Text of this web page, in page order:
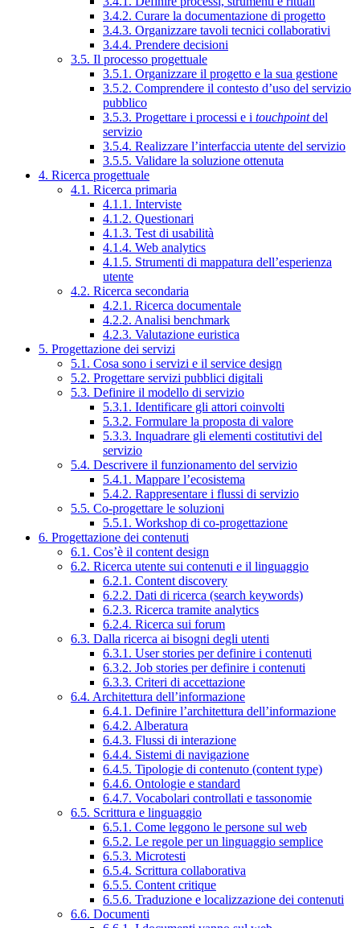
3.4.2. Curare la documentazione di progetto
3.4.3. Organizzare tavoli tecnici collaborativi
3.4.4. Prendere decisioni
3.5. Il processo progettuale
3.5.1. Organizzare il progetto e la sua gestione
3.5.2. Comprendere il contesto d’uso del servizio
pubblico
3.5.3. Progettare i processi e i touchpointdel
servizio
3.5.4. Realizzare l’interfaccia utente del servizio
3.5.5. Validare la soluzione ottenuta
4. Ricerca progettuale
4.1. Ricerca primaria
4.1.1. Interviste
4.1.2. Questionari
4.1.3. Test di usabilità
4.1.4. Web analytics
4.1.5. Strumenti di mappatura dell’esperienza
utente
4.2. Ricerca secondaria
4.2.1. Ricerca documentale
4.2.2. Analisi benchmark
4.2.3. Valutazione euristica
5. Progettazione dei servizi
5.1. Cosa sono i servizi e il service design
5.2. Progettare servizi pubblici digitali
5.3. Definire il modello di servizio
5.3.1. Identificare gli attori coinvolti
5.3.2. Formulare la proposta di valore
5.3.3. Inquadrare gli elementi costitutivi del
servizio
5.4. Descrivere il funzionamento del servizio
5.4.1. Mappare l’ecosistema
5.4.2. Rappresentare i flussi di servizio
5.5. Co-progettare le soluzioni
5.5.1. Workshop di co-progettazione
6. Progettazione dei contenuti
6.1. Cos’è il content design
6.2. Ricerca utente sui contenuti e il linguaggio
6.2.1. Content discovery
6.2.2. Dati di ricerca (search keywords)
6.2.3. Ricerca tramite analytics
6.2.4. Ricerca sui forum
6.3. Dalla ricerca ai bisogni degli utenti
6.3.1. User stories per definire i contenuti
6.3.2. Job stories per definire i contenuti
6.3.3. Criteri di accettazione
6.4. Architettura dell’informazione
6.4.1. Definire l’architettura dell’informazione
6.4.2. Alberatura
6.4.3. Flussi di interazione
6.4.4. Sistemi di navigazione
6.4.5. Tipologie di contenuto (content type)
6.4.6. Ontologie e standard
6.4.7. Vocabolari controllati e tassonomie
6.5. Scrittura e linguaggio
6.5.1. Come leggono le persone sul web
6.5.2. Le regole per un linguaggio semplice
6.5.3. Microtesti
6.5.4. Scrittura collaborativa
6.5.5. Content critique
6.5.6. Traduzione e localizzazione dei contenuti
6.6. Documenti